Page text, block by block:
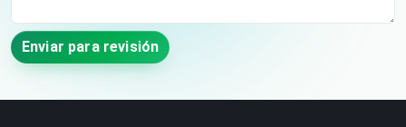
Enviar para revisión